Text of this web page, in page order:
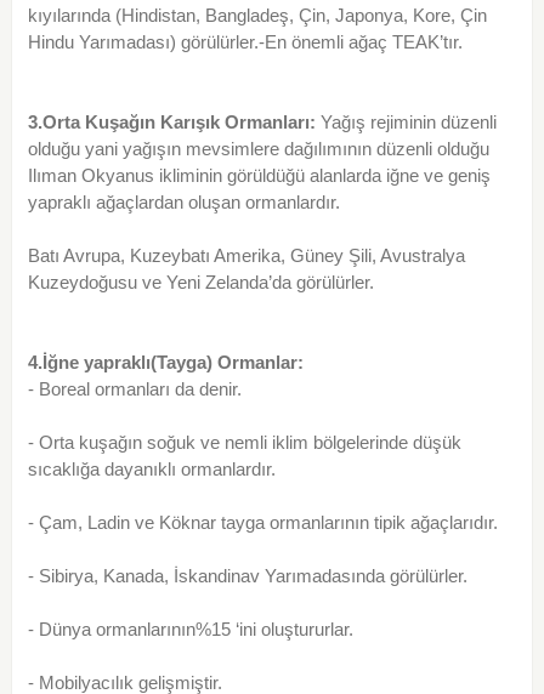
kıyılarında (Hindistan, Bangladeş, Çin, Japonya, Kore, Çin
Hindu Yarımadası) görülürler.-En önemli ağaç TEAK’tır.
3.Orta Kuşağın Karışık Ormanları: Yağış rejiminin düzenli
olduğu yani yağışın mevsimlere dağılımının düzenli olduğu
Ilıman Okyanus ikliminin görüldüğü alanlarda iğne ve geniş
yapraklı ağaçlardan oluşan ormanlardır.
Batı Avrupa, Kuzeybatı Amerika, Güney Şili, Avustralya
Kuzeydoğusu ve Yeni Zelanda’da görülürler.
4.İğne yapraklı(Tayga) Ormanlar:
- Boreal ormanları da denir.
- Orta kuşağın soğuk ve nemli iklim bölgelerinde düşük
sıcaklığa dayanıklı ormanlardır.
- Çam, Ladin ve Köknar tayga ormanlarının tipik ağaçlarıdır.
- Sibirya, Kanada, İskandinav Yarımadasında görülürler.
- Dünya ormanlarının%15 ‘ini oluştururlar.
- Mobilyacılık gelişmiştir.